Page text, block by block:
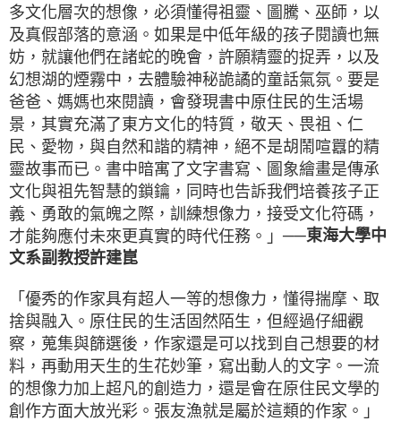
多文化層次的想像，必須懂得祖靈、圖騰、巫師，以
及真假部落的意涵。如果是中低年級的孩子閱讀也無
妨，就讓他們在諸蛇的晚會，許願精靈的捉弄，以及
幻想湖的煙霧中，去體驗神秘詭譎的童話氣氛。要是
爸爸、媽媽也來閱讀，會發現書中原住民的生活場
景，其實充滿了東方文化的特質，敬天、畏祖、仁
民、愛物，與自然和諧的精神，絕不是胡鬧喧囂的精
靈故事而已。書中暗寓了文字書寫、圖象繪畫是傳承
文化與祖先智慧的鎖鑰，同時也告訴我們培養孩子正
義、勇敢的氣魄之際，訓練想像力，接受文化符碼，
才能夠應付未來更真實的時代任務。」 ──東海大學中
文系副教授許建崑
「優秀的作家具有超人一等的想像力，懂得揣摩、取
捨與融入。原住民的生活固然陌生，但經過仔細觀
察，蒐集與篩選後，作家還是可以找到自己想要的材
料，再動用天生的生花妙筆，寫出動人的文字。一流
的想像力加上超凡的創造力，還是會在原住民文學的
創作方面大放光彩。張友漁就是屬於這類的作家。」